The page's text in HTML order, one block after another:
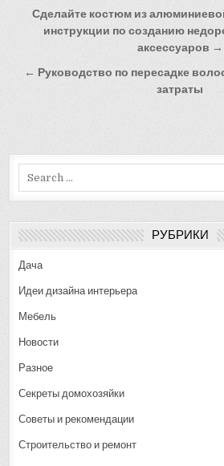
Навигация
записям
Сделайте костюм из
инструкции по созданию
аксессуаров →
← Руководство по пересадке
затраты
РУБРИКИ
Дача
Идеи дизайна интерьера
Мебель
Новости
Разное
Секреты домохозяйки
Советы и рекомендации
Строительство и ремонт